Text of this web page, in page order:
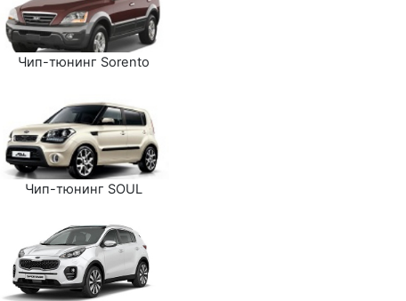
Чип-тюнинг Sorento
Чип-тюнинг SOUL